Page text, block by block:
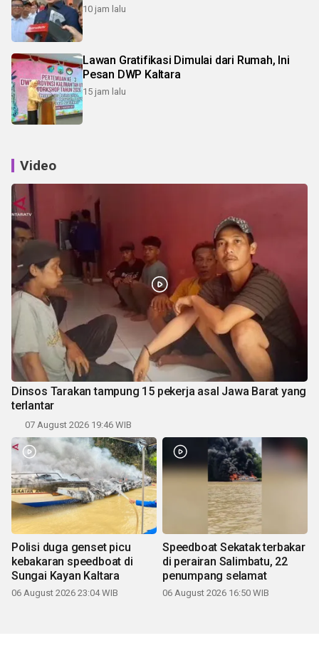
10 jam lalu
Lawan Gratifikasi Dimulai dari Rumah, Ini
Pesan DWP Kaltara
15 jam lalu
Video
Dinsos Tarakan tampung 15 pekerja asal Jawa Barat yang
terlantar
07 August 2026 19:46 WIB
Polisi duga genset picu
kebakaran speedboat di
Sungai Kayan Kaltara
06 August 2026 23:04 WIB
Speedboat Sekatak terbakar
di perairan Salimbatu, 22
penumpang selamat
06 August 2026 16:50 WIB